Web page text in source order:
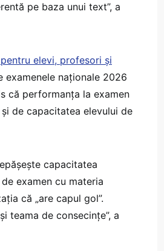
pe baza unui text”, a
elevi, profesori și
examenele naționale 2026
că performanța la examen
de capacitatea elevului de
capacitatea
examen cu materia
că „are capul gol”.
teama de consecințe”, a